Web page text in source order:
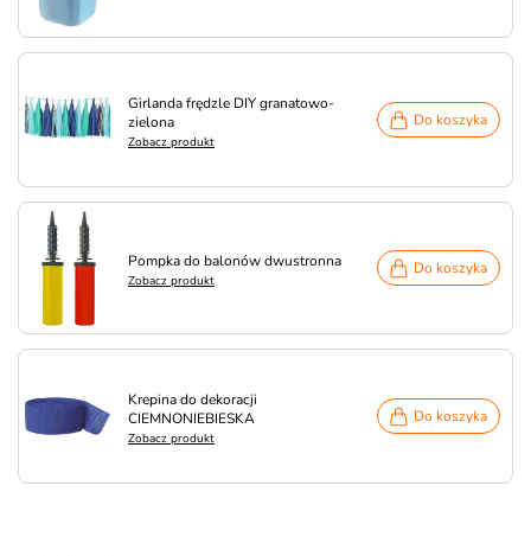
Girlanda frędzle DIY granatowo-
zielona
Zobacz produkt
Do koszyka
Pompka do balonów dwustronna
Zobacz produkt
Do koszyka
Krepina do dekoracji
CIEMNONIEBIESKA
Zobacz produkt
Do koszyka